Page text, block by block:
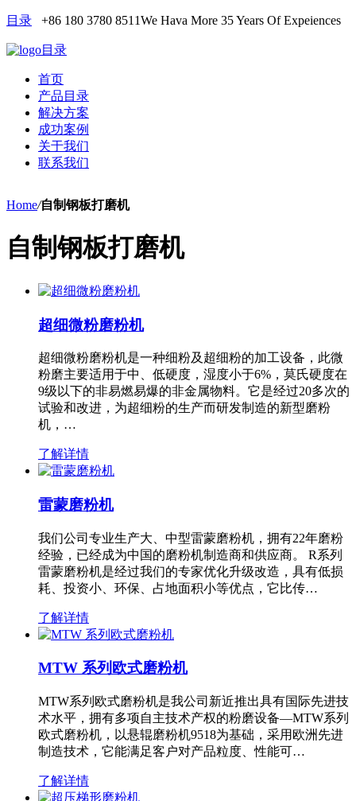
目录 +86 180 3780 8511We Hava More 35 Years Of Expeiences
目录
首页
产品目录
解决方案
成功案例
关于我们
联系我们
Home/自制钢板打磨机
自制钢板打磨机
超细微粉磨粉机
超细微粉磨粉机是一种细粉及超细粉的加工设备，此微
粉磨主要适用于中、低硬度，湿度小于6%，莫氏硬度在
9级以下的非易燃易爆的非金属物料。它是经过20多次的
试验和改进，为超细粉的生产而研发制造的新型磨粉
机，…
了解详情
雷蒙磨粉机
我们公司专业生产大、中型雷蒙磨粉机，拥有22年磨粉
经验，已经成为中国的磨粉机制造商和供应商。 R系列
雷蒙磨粉机是经过我们的专家优化升级改造，具有低损
耗、投资小、环保、占地面积小等优点，它比传…
了解详情
MTW 系列欧式磨粉机
MTW系列欧式磨粉机是我公司新近推出具有国际先进技
术水平，拥有多项自主技术产权的粉磨设备—MTW系列
欧式磨粉机，以悬辊磨粉机9518为基础，采用欧洲先进
制造技术，它能满足客户对产品粒度、性能可…
了解详情